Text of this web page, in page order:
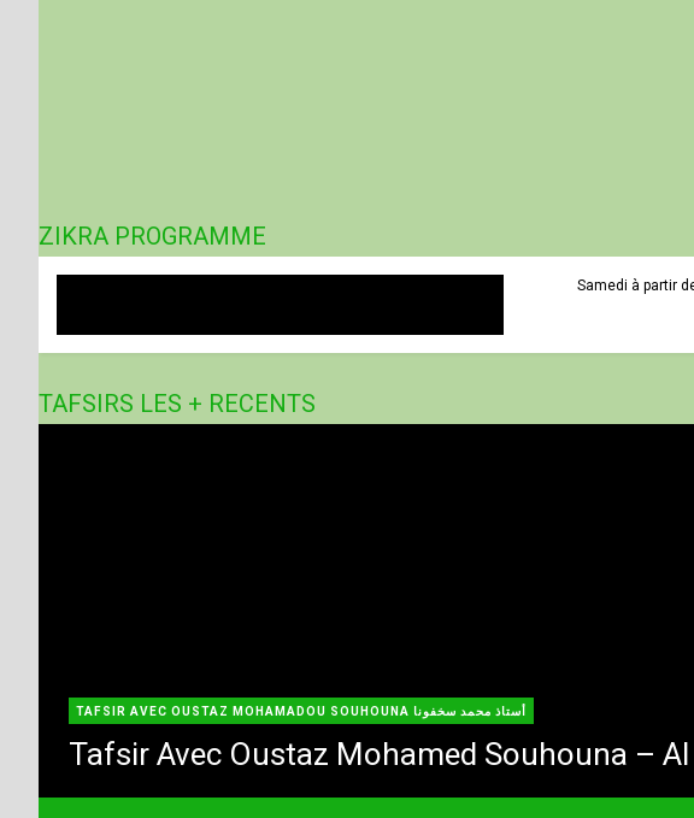
ZIKRA PROGRAMME
Samedi à partir
Mardi à partir de
TAFSIRS LES + RECENTS
TAFSIR AVEC OUSTAZ MOHAMADOU SOUHOUNA أستاذ محمد سخفونا
Tafsir Avec Oustaz Mohamed Souhouna –